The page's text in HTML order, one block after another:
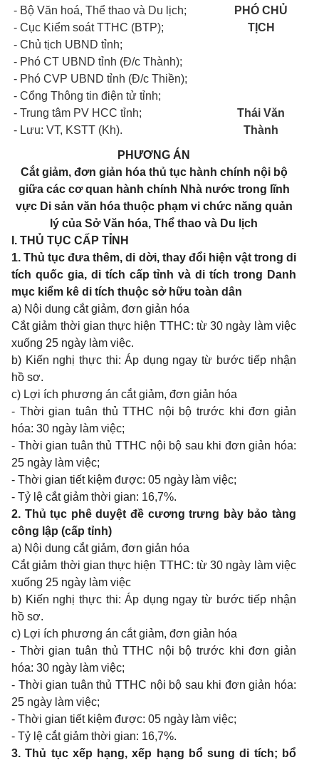
- Bộ Văn hoá, Thể thao và Du lịch;
- Cục Kiểm soát TTHC (BTP);
- Chủ tịch UBND tỉnh;
- Phó CT UBND tỉnh (Đ/c Thành);
- Phó CVP UBND tỉnh (Đ/c Thiền);
- Cổng Thông tin điện tử tỉnh;
- Trung tâm PV HCC tỉnh;
- Lưu: VT, KSTT (Kh).
PHÓ CHỦ
TỊCH
Thái Văn
Thành
PHƯƠNG ÁN
Cắt giảm, đơn giản hóa thủ tục hành chính nội bộ
giữa các cơ quan hành chính N hà nước trong lĩnh
vực Di sản văn hóa thuộc phạm vi chức năng quản
lý của Sở Văn hóa, Thể thao và Du lịch
I. THỦ TỤC CẤP TỈNH
1. Thủ tục đưa thêm, di dời, thay đổi hiện vật trong di
tích quốc gia, di tích cấp tỉnh và di tích trong Danh
mục kiểm kê di tích thuộc sở hữu toàn dân
a) Nội dung cắt giảm, đơn giản hóa
Cắt giảm thời gian thực hiện TTHC: từ 30 ngày làm việc
xuống 25 ngày làm việc.
b) Kiến nghị thực thi: Áp dụng ngay từ bước tiếp nhận
hồ sơ.
c) Lợi ích phương án cắt giảm, đơn giản hóa
- Thời gian tuân thủ TTHC nội bộ trước khi đơn giản
hóa: 30 ngày làm việc;
- Thời gian tuân thủ TTHC nội bộ sau khi đơn giản hóa:
25 ngày làm việc;
- Thời gian tiết kiệm được: 05 ngày làm việc;
- Tỷ lệ cắt giảm thời gian: 16,7%.
2. Thủ tục phê duyệt đề cương trưng bày bảo tàng
công lập (cấp tỉnh)
a) Nội dung cắt giảm, đơn giản hóa
Cắt giảm thời gian thực hiện TTHC: từ 30 ngày làm việc
xuống 25 ngày làm việc
b) Kiến nghị thực thi: Áp dụng ngay từ bước tiếp nhận
hồ sơ.
c) Lợi ích phương án cắt giảm, đơn giản hóa
- Thời gian tuân thủ TTHC nội bộ trước khi đơn giản
hóa: 30 ngày làm việc;
- Thời gian tuân thủ TTHC nội bộ sau khi đơn giản hóa:
25 ngày làm việc;
- Thời gian tiết kiệm được: 05 ngày làm việc;
- Tỷ lệ cắt giảm thời gian: 16,7%.
3. Thủ tục xếp hạng, xếp hạng bổ sung di tích; bổ